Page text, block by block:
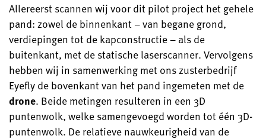
Allereerst scannen wij voor dit pilot project het gehele
pand: zowel de binnenkant – van begane grond,
verdiepingen tot de kapconstructie – als de
buitenkant, met de statische laserscanner. Vervolgens
hebben wij in samenwerking met ons zusterbedrijf
Eyefly de bovenkant van het pand ingemeten met de
drone. Beide metingen resulteren in een 3D
puntenwolk, welke samengevoegd worden tot één 3D-
puntenwolk. De relatieve nauwkeurigheid van de